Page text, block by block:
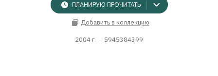
ПЛАНИРУЮ ПРОЧИТАТЬ
Добавить в коллекцию
2004 г. 5945384399